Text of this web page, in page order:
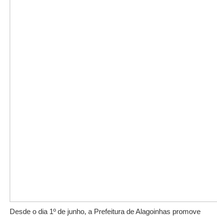
Desde o dia 1º de junho, a Prefeitura de Alagoinhas promove